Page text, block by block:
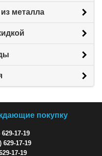
металла
покупку
17-19
629-17-19
17-19